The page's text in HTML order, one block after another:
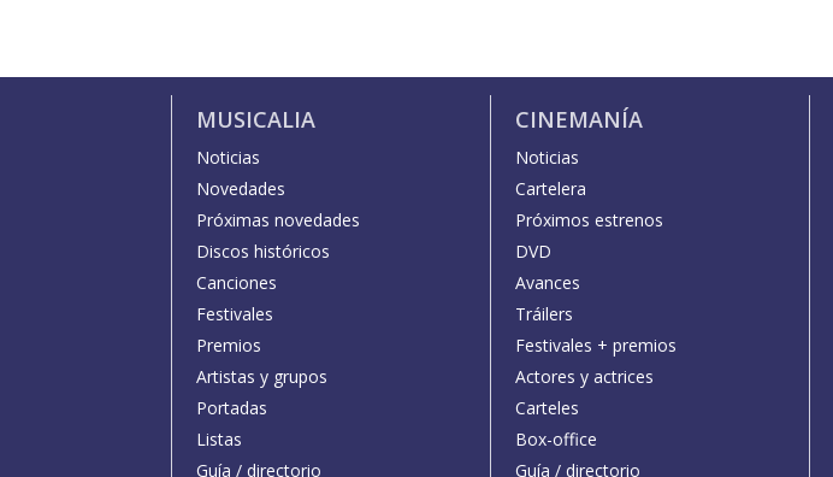
MUSICALIA
Noticias
Novedades
Próximas novedades
Discos históricos
Canciones
Festivales
Premios
Artistas y grupos
Portadas
Listas
Guía / directorio
CINEMANÍA
Noticias
Cartelera
Próximos estrenos
DVD
Avances
Tráilers
Festivales + premios
Actores y actrices
Carteles
Box-office
Guía / directorio